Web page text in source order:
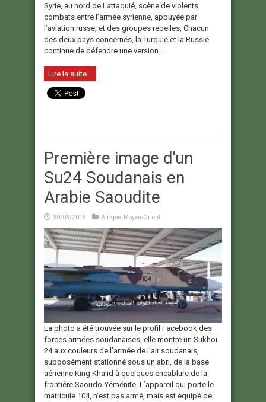
Syrie, au nord de Lattaquié, scène de violents
combats entre l’armée syrienne, appuyée par
l’aviation russe, et des groupes rebelles, Chacun
des deux pays concernés, la Turquie et la Russie
continue de défendre une version ...
Lire la suite...
Première image d'un
Su24 Soudanais en
Arabie Saoudite
30/03/2015 Afrique Moyen-Orient
La photo a été trouvée sur le profil Facebook des
forces armées soudanaises, elle montre un Sukhoï
24 aux couleurs de l’armée de l’air soudanais,
supposément stationné sous un abri, de la base
aérienne King Khalid à quelques encablure de la
frontière Saoudo-Yéménite. L’appareil qui porte le
matricule 104, n’est pas armé, mais est équipé de